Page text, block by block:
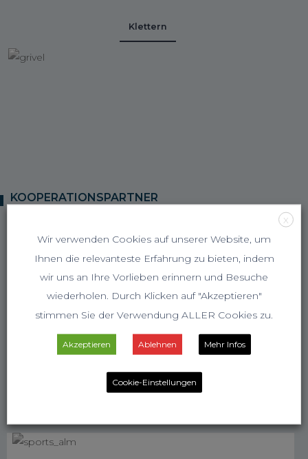
Klettern
KOOPERATIONSPARTNER
X
Wir verwenden Cookies auf unserer Website, um
Ihnen die relevanteste Erfahrung zu bieten, indem
wir uns an Ihre Vorlieben erinnern und Besuche
wiederholen. Durch Klicken auf "Akzeptieren"
stimmen Sie der Verwendung ALLER Cookies zu.
Akzeptieren Ablehnen Mehr Infos
Cookie-Einstellungen